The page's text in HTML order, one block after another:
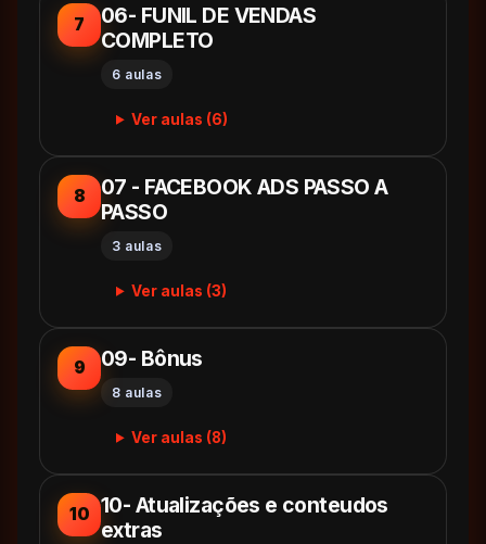
7
06- FUNIL DE VENDAS
COMPLETO
6 aulas
Ver aulas (6)
8
07 - FACEBOOK ADS PASSO A
PASSO
3 aulas
Ver aulas (3)
9 09- Bônus
8 aulas
Ver aulas (8)
10 10- Atualizações e conteudos
extras